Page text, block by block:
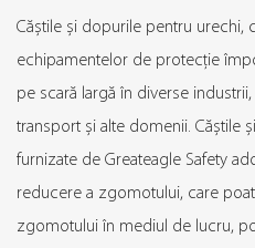
Căștile și dopurile pentru urechi,
echipamentelor de protecție
pe scară largă în diverse
transport și alte domenii. Căștile
furnizate de Greateagle Safety
reducere a zgomotului, care
zgomotului în mediul de lucru,